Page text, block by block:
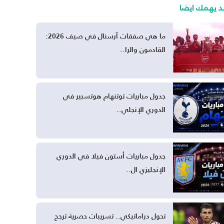
يهمك ايضا
ما هي صفقات آرسنال في صيف 2026:
القادمون والرا..
جدول مباريات توتنهام هوتسبير في
الدوري الإنجلي..
جدول مباريات أستون فيلا في الدوري
الإنجليزي ال..
تحول دراماتيكي.. تسريبات حصرية ترجح